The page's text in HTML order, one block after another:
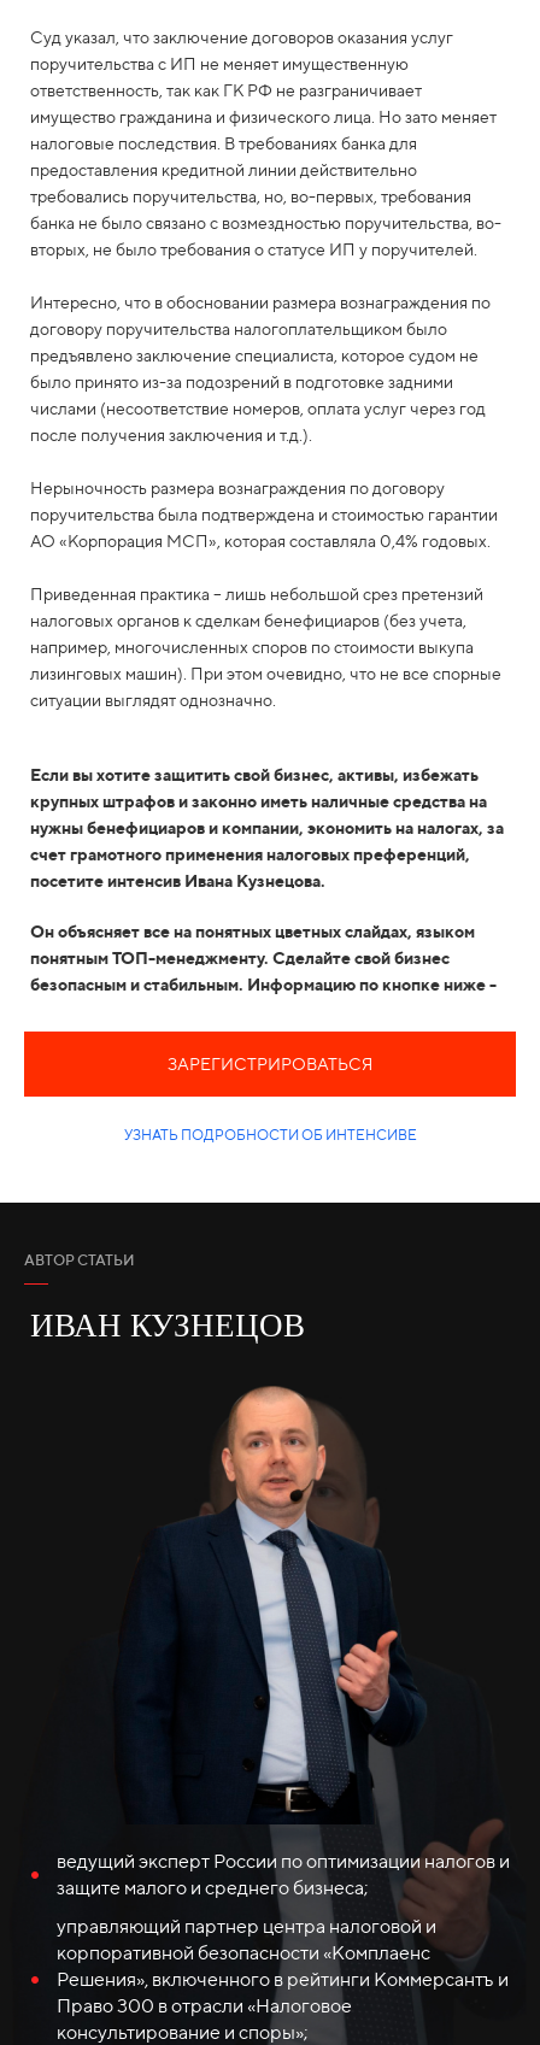
Суд указал, что заключение договоров оказания услуг
поручительства с ИП не меняет имущественную
ответственность, так как ГК РФ не разграничивает
имущество гражданина и физического лица. Но зато меняет
налоговые последствия. В требованиях банка для
предоставления кредитной линии действительно
требовались поручительства, но, во-первых, требования
банка не было связано с возмездностью поручительства, во-
вторых, не было требования о статусе ИП у поручителей.
Интересно, что в обосновании размера вознаграждения по
договору поручительства налогоплательщиком было
предъявлено заключение специалиста, которое судом не
было принято из-за подозрений в подготовке задними
числами (несоответствие номеров, оплата услуг через год
после получения заключения и т.д.).
Нерыночность размера вознаграждения по договору
поручительства была подтверждена и стоимостью гарантии
АО «Корпорация МСП», которая составляла 0,4% годовых.
Приведенная практика – лишь небольшой срез претензий
налоговых органов к сделкам бенефициаров (без учета,
например, многочисленных споров по стоимости выкупа
лизинговых машин). При этом очевидно, что не все спорные
ситуации выглядят однозначно.
Если вы хотите защитить свой бизнес, активы, избежать
крупных штрафов и законно иметь наличные средства на
нужны бенефициаров и компании, экономить на налогах, за
счет грамотного применения налоговых преференций,
посетите интенсив Ивана Кузнецова.
Он объясняет все на понятных цветных слайдах, языком
понятным ТОП-менеджменту. Сделайте свой бизнес
безопасным и стабильным. Информацию по кнопке ниже -
ЗАРЕГИСТРИРОВАТЬСЯ
УЗНАТЬ ПОДРОБНОСТИ ОБ ИНТЕНСИВЕ
АВТОР СТАТЬИ
ИВАН КУЗНЕЦОВ
ведущий эксперт России по оптимизации налогов и
защите малого и среднего бизнеса;
управляющий партнер центра налоговой и
корпоративной безопасности «Комплаенс
Решения», включенного в рейтинги Коммерсантъ и
Право 300 в отрасли «Налоговое
консультирование и споры»;